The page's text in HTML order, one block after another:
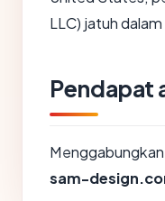
LLC) jatuh
Pendapat
sam-